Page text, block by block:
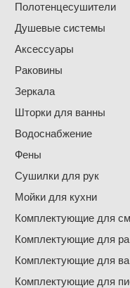
Полотенцесушители
Душевые системы
Аксессуары
Раковины
Зеркала
Шторки для ванны
Водоснабжение
Фены
Сушилки для рук
Мойки для кухни
Комплектующие для
Комплектующие для
Комплектующие для
Комплектующие для